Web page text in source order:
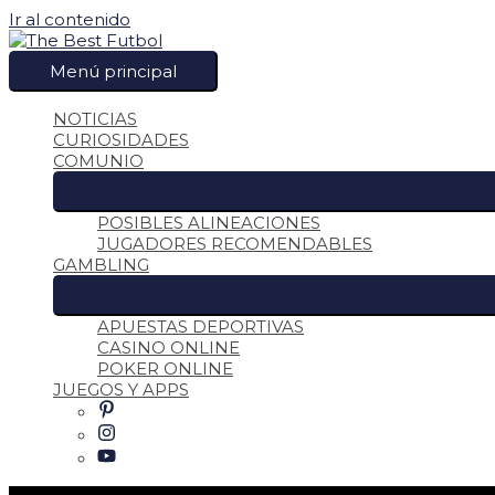
Ir al contenido
Menú principal
NOTICIAS
CURIOSIDADES
COMUNIO
POSIBLES ALINEACIONES
JUGADORES RECOMENDABLES
GAMBLING
APUESTAS DEPORTIVAS
CASINO ONLINE
POKER ONLINE
JUEGOS Y APPS